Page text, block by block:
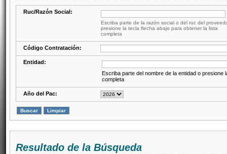
Ruc/Razón Social:
Escriba parte de la razón social o del ruc del
presione la tecla flecha abajo para obtener la lista
completa
Código Contratación:
Entidad:
Escriba parte del nombre de la entidad o presione
completa
Año del Pac:
Resultado de la Búsqueda